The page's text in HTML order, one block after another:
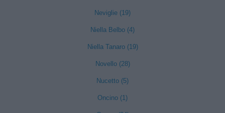
Neviglie (19)
Niella Belbo (4)
Niella Tanaro (19)
Novello (28)
Nucetto (5)
Oncino (1)